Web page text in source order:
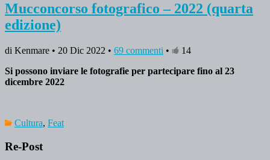
Mucconcorso fotografico – 2022 (quarta
edizione)
di Kenmare • 20 Dic 2022 • 69 commenti •
14
Si possono inviare le fotografie per partecipare fino al 23
dicembre 2022
Cultura, Feat
Re-Post